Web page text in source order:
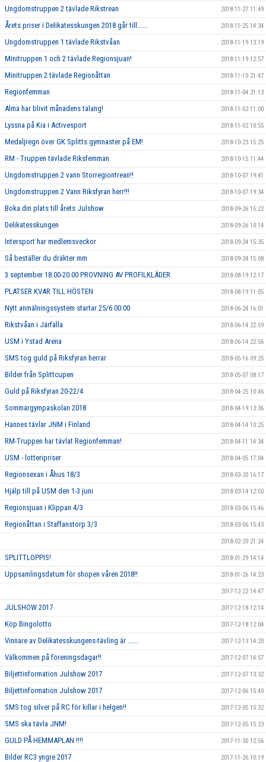
Ungdomstruppen 2 tävlade Rikstrean 2018-11-27 11:49
Årets priser i Delikatesskungen 2018 går till...... 2018-11-25 14:34
Ungdomstruppen 1 tävlade Rikstvåan 2018-11-19 13:19
Minitruppen 1 och 2 tävlade Regionsjuan! 2018-11-19 12:57
Minitruppen 2 tävlade Regionåttan 2018-11-10 21:47
Regionfemman 2018-11-04 21:13
Alma har blivit månadens talang! 2018-11-02 11:00
Lyssna på Kia i Activesport 2018-11-02 10:55
Medaljregn över GK Splitts gymnaster på EM! 2018-10-23 15:25
RM - Truppen tävlade Riksfemman 2018-10-15 11:44
Ungdomstruppen 2 vann Storregiontrean!! 2018-10-07 19:41
Ungdomstruppen 2 Vann Riksfyran herr!!! 2018-10-07 19:34
Boka din plats till årets Julshow 2018-09-26 15:22
Delikatesskungen 2018-09-26 10:14
Intersport har medlemsveckor 2018-09-24 15:35
Så beställer du dräkter mm 2018-09-24 15:08
3 september 18.00-20.00 PROVNING AV PROFILKLÄDER 2018-08-19 12:17
PLATSER KVAR TILL HÖSTEN 2018-08-19 11:05
Nytt anmälningssystem startar 25/6 00:00 2018-06-24 16:01
Rikstvåan i Järfälla 2018-06-14 22:59
USM i Ystad Arena 2018-06-14 22:56
SMS tog guld på Riksfyran herrar 2018-05-16 09:25
Bilder från Splittcupen 2018-05-07 08:17
Guld på Riksfyran 20-22/4 2018-04-25 10:46
Sommargympaskolan 2018 2018-04-19 13:36
Hannes tävlar JNM i Finland 2018-04-14 10:25
RM-Truppen har tävlat Regionfemman! 2018-04-11 14:34
USM - lotteripriser 2018-04-05 17:04
Regionsexan i Åhus 18/3 2018-03-20 16:17
Hjälp till på USM den 1-3 juni 2018-03-14 12:50
Regionsjuan i Klippan 4/3 2018-03-06 15:46
Regionåttan i Staffanstorp 3/3 2018-03-06 15:43
2018-02-20 21:24
SPLITTLOPPIS! 2018-01-29 14:14
Uppsamlingsdatum för shopen våren 2018!! 2018-01-26 14:23
2017-12-22 14:47
JULSHOW 2017 2017-12-18 12:14
Köp Bingolotto 2017-12-18 12:04
Vinnare av Delikatesskungens-tävling är ...... 2017-12-13 14:20
Välkommen på föreningsdagar!! 2017-12-07 14:57
Biljettinformation Julshow 2017 2017-12-07 13:32
Biljettinformation Julshow 2017 2017-12-06 15:40
SMS tog silver på RC för killar i helgen!! 2017-12-05 15:32
SMS ska tävla JNM! 2017-12-05 15:23
GULD PÅ HEMMAPLAN !!!! 2017-11-30 12:56
Bilder RC3 yngre 2017 2017-11-26 10:19